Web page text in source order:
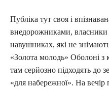
Публіка тут своя і
внедорожниками, власники
навушниках, які не
«Золота молодь» Оболоні
там серйозно підходять до
«для набережної». На вечір